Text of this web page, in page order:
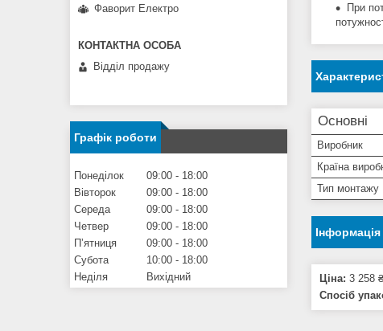
При
Основні
Виробник
Країна
Тип монтажу
Ціна: 3 258 ₴
Спосіб
Фаворит Електро
Відділ продажу
Графік роботи
Понеділок 09:00
18:00
Вівторок
09:00
18:00
Середа
09:00
18:00
Четвер
09:00
18:00
Пʼятниця
09:00
18:00
Субота
10:00
18:00
Неділя
Вихідний